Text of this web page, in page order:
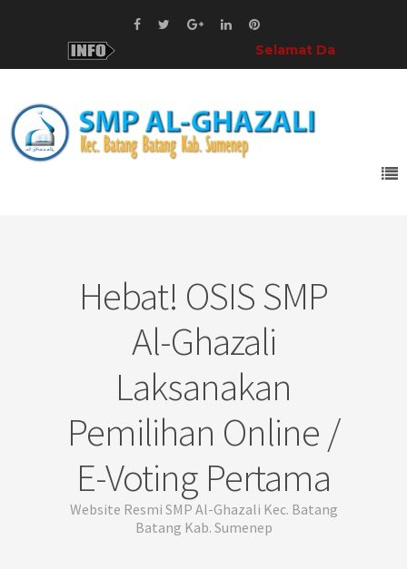
Selamat Datang! di SMP Al-
Hebat! OSIS SMP
Al-Ghazali
Laksanakan
Pemilihan Online /
E-Voting Pertama
Website Resmi SMP Al-Ghazali Kec. Batang
Batang Kab. Sumenep